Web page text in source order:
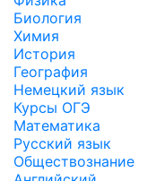
Биология
Химия
История
География
Немецкий язык
Курсы ОГЭ
Математика
Русский язык
Обществознание